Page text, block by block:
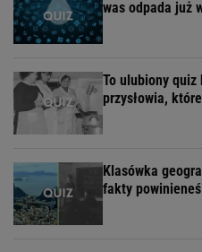
was odpada już
To ulubiony
przysłowia,
Klasówka
fakty